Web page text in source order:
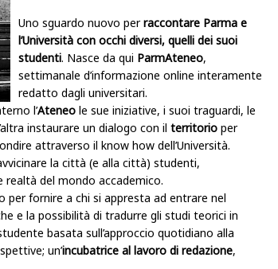
Uno sguardo nuovo perraccontare Parma e
l’Università con occhi diversi, quelli dei suoi
studenti. Nasce da qui ParmAteneo,
settimanale d’informazione online interamente
redatto dagli universitari.
l’Ateneo le sue iniziative, i suoi traguardi, le
instaurare un dialogo con il territorio per
attraverso il know how dell’Università.
la città (e alla città) studenti,
del mondo accademico.
per fornire a chi si appresta ad entrare nel
e la possibilità di tradurre gli studi teorici in
basata sull’approccio quotidiano alla
un’incubatrice al lavoro di redazione,